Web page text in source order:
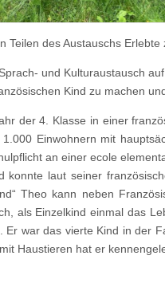
des Austauschs Erlebte
und Kulturaustausch
Kind zu machen
der 4. Klasse in einer
Einwohnern mit
an einer ecole
konnte laut seiner
Theo kann neben
als Einzelkind einmal das
war das vierte Kind in der
Haustieren hat er